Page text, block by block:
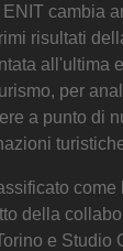
cambia
risultati
all'ultima
per
a punto di
come
della
e Studio